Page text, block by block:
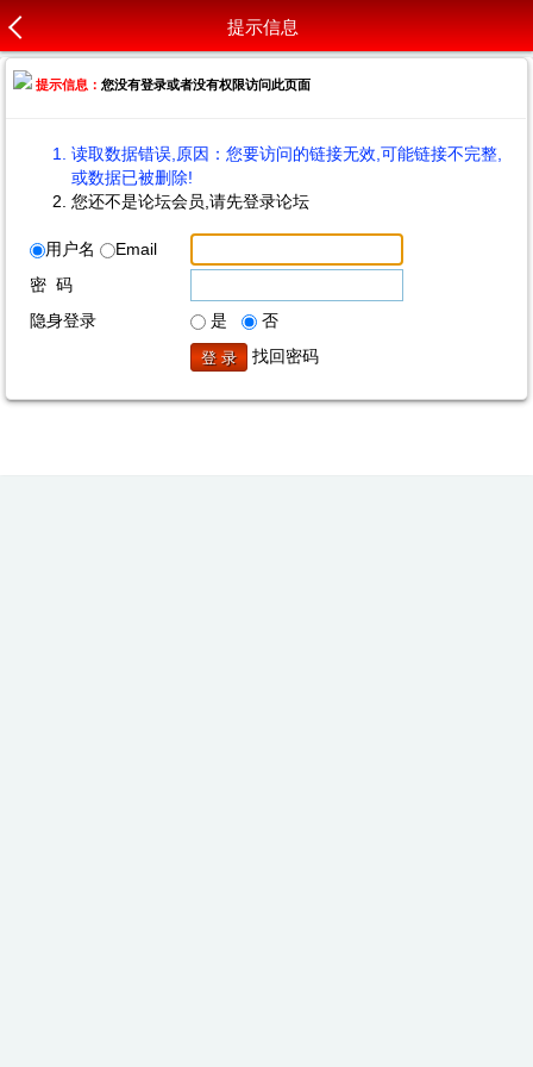
提示信息
提示信息：您没有登录或者没有权限访问此页面
读取数据错误,原因：您要访问的链接无效,可能链接不完整,
或数据已被删除!
您还不是论坛会员,请先登录论坛
用户名
Email
密 码
隐身登录
是
否
找回密码